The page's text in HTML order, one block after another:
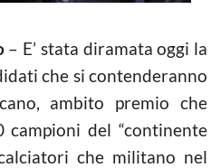
– E’ stata diramata oggi la
che si contenderanno
ambito premio che
del “continente
che militano nel